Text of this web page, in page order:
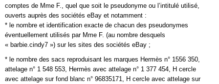
comptes de Mme F., quel que soit le pseudonyme ou l’intitulé utilisé,
ouverts auprès des sociétés eBay et notamment :
* le nombre et identification exacte de chacun des pseudonymes
éventuellement utilisés par Mme F. (au nombre desquels
« barbie.cindy7 ») sur les sites des sociétés eBay ;
* le nombre des sacs reproduisant les marques Hermès n° 1556 350,
attelage n° 1 548 553, Hermès avec attelage n° 1 377 454, H cercle
avec attelage sur fond blanc n° 96835171, H cercle avec attelage sur